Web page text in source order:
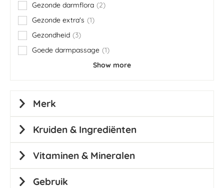
Gezonde darmflora
2
items
Gezonde extra's
1
item
Gezondheid
3
items
Goede darmpassage 1
item
Show more
Merk
Kruiden & Ingrediënten
Vitaminen & Mineralen
Gebruik